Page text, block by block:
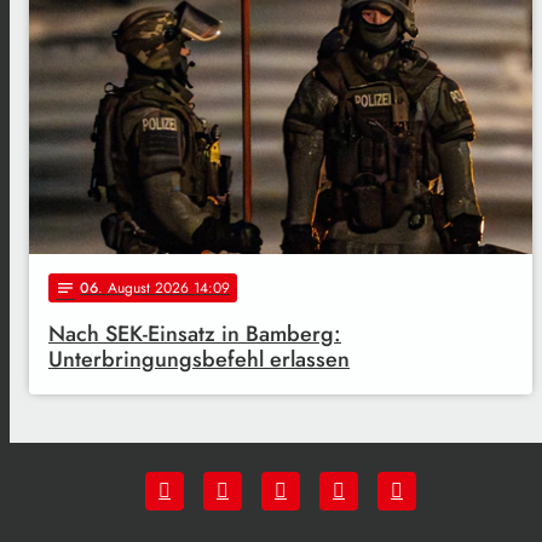
notes 06. August 2026 14:09
Nach SEK-Einsatz in Bamberg:
Unterbringungsbefehl erlassen